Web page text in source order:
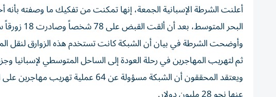
أعلنت الشرطة الإسبانية الجمعة، إنها تمكنت من تفكيك ما وصفته بأنه
البحر المتوسط، بعد أن ألقت القبض على 78 شخصاً وصادرت 18 زورقاً سريعاً.
وأوضحت الشرطة في بيان أن الشبكة كانت تستخدم هذه الزوارق لنقل
ثم لتهريب المهاجرين في رحلة العودة إلى الساحل المتوسطي لإسبانيا